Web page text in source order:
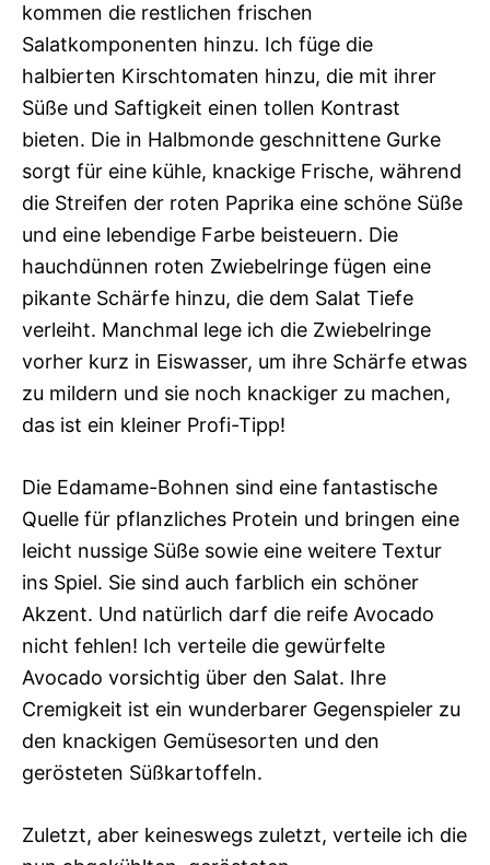
kommen die restlichen frischen
Salatkomponenten hinzu. Ich füge die
halbierten Kirschtomaten hinzu, die mit ihrer
Süße und Saftigkeit einen tollen Kontrast
bieten. Die in Halbmonde geschnittene Gurke
sorgt für eine kühle, knackige Frische, während
die Streifen der roten Paprika eine schöne Süße
und eine lebendige Farbe beisteuern. Die
hauchdünnen roten Zwiebelringe fügen eine
pikante Schärfe hinzu, die dem Salat Tiefe
verleiht. Manchmal lege ich die Zwiebelringe
vorher kurz in Eiswasser, um ihre Schärfe etwas
zu mildern und sie noch knackiger zu machen,
das ist ein kleiner Profi-Tipp!
Die Edamame-Bohnen sind eine fantastische
Quelle für pflanzliches Protein und bringen eine
leicht nussige Süße sowie eine weitere Textur
ins Spiel. Sie sind auch farblich ein schöner
Akzent. Und natürlich darf die reife Avocado
nicht fehlen! Ich verteile die gewürfelte
Avocado vorsichtig über den Salat. Ihre
Cremigkeit ist ein wunderbarer Gegenspieler zu
den knackigen Gemüsesorten und den
gerösteten Süßkartoffeln.
Zuletzt, aber keineswegs zuletzt, verteile ich die